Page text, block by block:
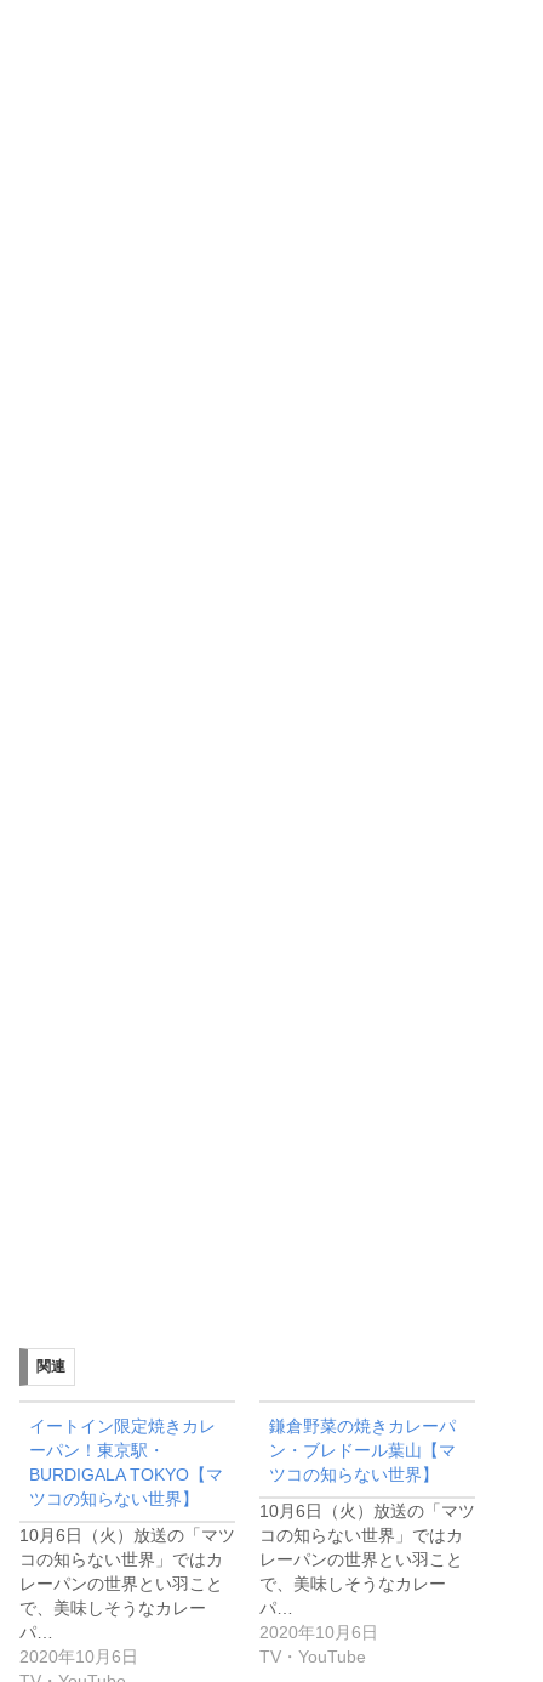
関連
イートイン限定焼きカレ
ーパン！東京駅・
BURDIGALA TOKYO【マ
ツコの知らない世界】
10月6日（火）放送の「マツ
コの知らない世界」ではカ
レーパンの世界とい羽こと
で、美味しそうなカレー
パ…
2020年10月6日
鎌倉野菜の焼きカレーパ
ン・ブレドール葉山【マ
ツコの知らない世界】
10月6日（火）放送の「マツ
コの知らない世界」ではカ
レーパンの世界とい羽こと
で、美味しそうなカレー
パ…
2020年10月6日
TV・YouTube